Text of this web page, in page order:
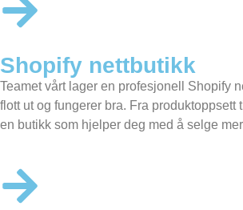
Shopify nettbutikk
Teamet vårt lager en profesjonell Shopify
flott ut og fungerer bra. Fra produktoppsett
en butikk som hjelper deg med å selge